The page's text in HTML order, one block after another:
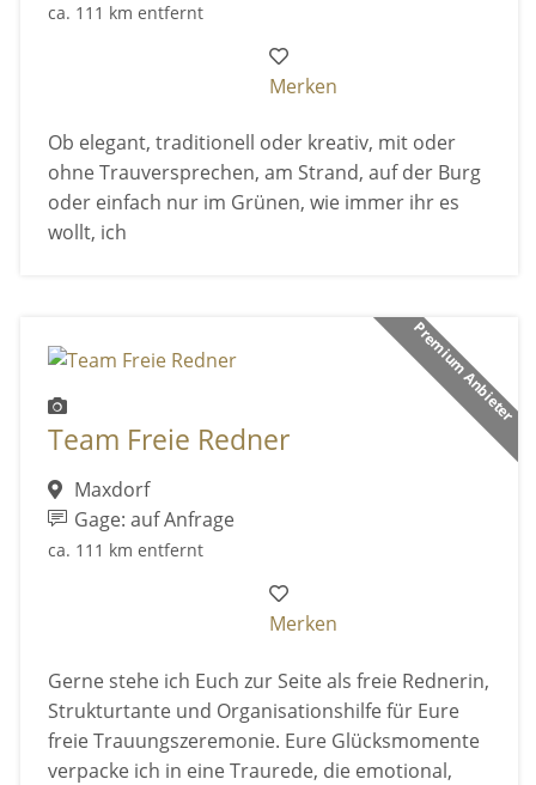
ca. 111 km entfernt
Merken
Ob elegant, traditionell oder kreativ, mit oder
ohne Trauversprechen, am Strand, auf der Burg
oder einfach nur im Grünen, wie immer ihr es
wollt, ich
Premium Anbieter
Team Freie Redner
Maxdorf
Gage: auf Anfrage
ca. 111 km entfernt
Merken
Gerne stehe ich Euch zur Seite als freie Rednerin,
Strukturtante und Organisationshilfe für Eure
freie Trauungszeremonie. Eure Glücksmomente
verpacke ich in eine Traurede, die emotional,